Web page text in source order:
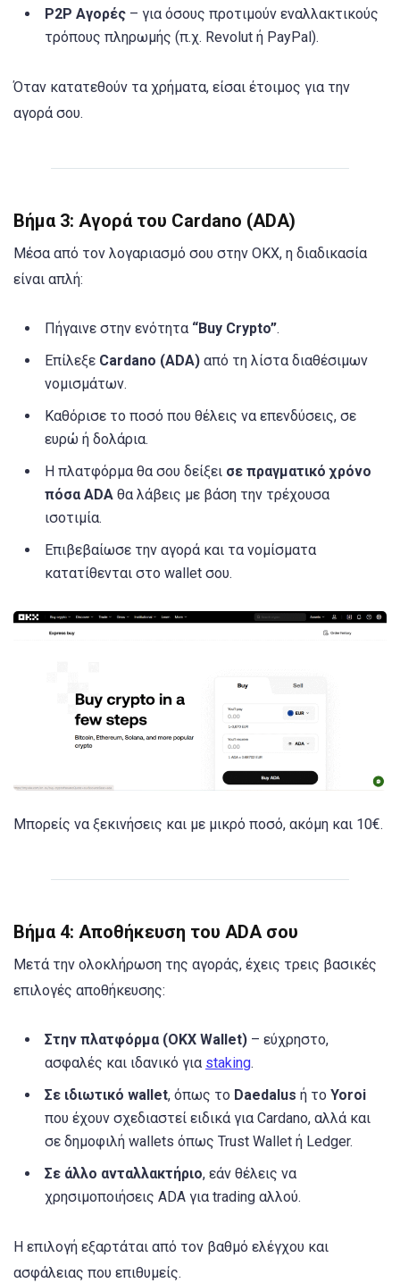
P2P Αγορές – για όσους προτιμούν εναλλακτικούς
τρόπους πληρωμής (π.χ. Revolut ή PayPal).
Όταν κατατεθούν τα χρήματα, είσαι έτοιμος για την
αγορά σου.
Βήμα 3: Αγορά του Cardano (ADA)
Μέσα από τον λογαριασμό σου στην OKX, η διαδικασία
είναι απλή:
Πήγαινε στην ενότητα “Buy Crypto”.
Επίλεξε Cardano (ADA) από τη λίστα διαθέσιμων
νομισμάτων.
Καθόρισε το ποσό που θέλεις να επενδύσεις, σε
ευρώ ή δολάρια.
Η πλατφόρμα θα σου δείξει σε πραγματικό χρόνο
πόσα ADA θα λάβεις με βάση την τρέχουσα
ισοτιμία.
Επιβεβαίωσε την αγορά και τα νομίσματα
κατατίθενται στο wallet σου.
Μπορείς να ξεκινήσεις και με μικρό ποσό, ακόμη και 10€.
Βήμα 4: Αποθήκευση του ADA σου
Μετά την ολοκλήρωση της αγοράς, έχεις τρεις βασικές
επιλογές αποθήκευσης:
Στην πλατφόρμα (OKX Wallet) – εύχρηστο,
ασφαλές και ιδανικό για staking.
Σε ιδιωτικό wallet, όπως το Daedalus ή το Yoroi
που έχουν σχεδιαστεί ειδικά για Cardano, αλλά και
σε δημοφιλή wallets όπως Trust Wallet ή Ledger.
Σε άλλο ανταλλακτήριο, εάν θέλεις να
χρησιμοποιήσεις ADA για trading αλλού.
Η επιλογή εξαρτάται από τον βαθμό ελέγχου και
ασφάλειας που επιθυμείς.